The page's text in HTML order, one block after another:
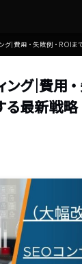
グ｜費用・失敗例・ROI
グ｜費用
る最新戦